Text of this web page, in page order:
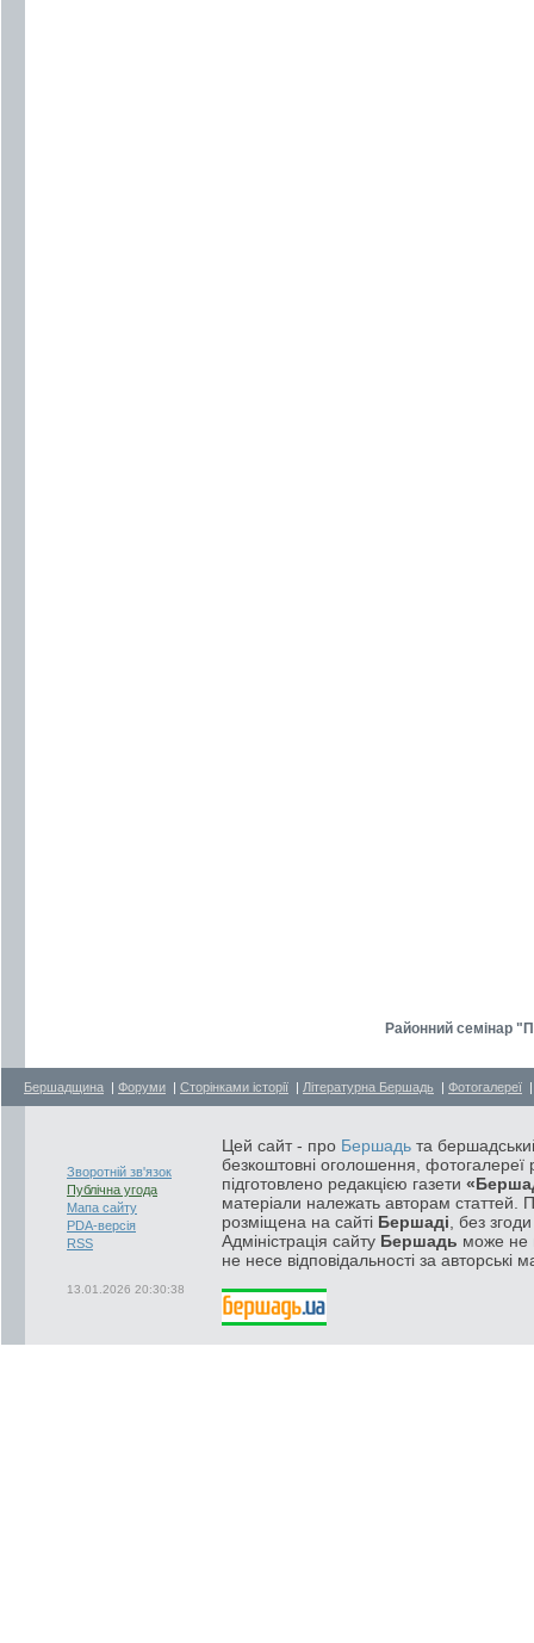
Районний семінар
Бершадщина | Форуми | Сторінками історії | Літературна Бершадь | Фотогалереї
Зворотній зв'язок
Публічна угода
Мапа сайту
PDA-версія
RSS
13.01.2026 20:30:38
Цей сайт - про Бершадь та
безкоштовні оголошення, фотогалереї
підготовлено редакцією газети
матеріали належать авторам статтей.
розміщена на сайті Бершаді , без
Адміністрація сайту Бершадь може не
не несе відповідальності за авторські